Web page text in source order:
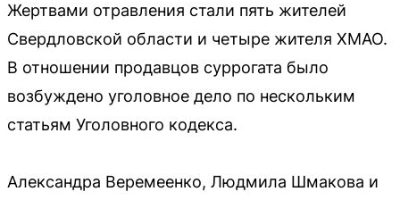
Жертвами отравления стали пять жителей
Свердловской области и четыре жителя ХМАО.
В отношении продавцов суррогата было
возбуждено уголовное дело по нескольким
статьям Уголовного кодекса.
Александра Веремеенко, Людмила Шмакова и